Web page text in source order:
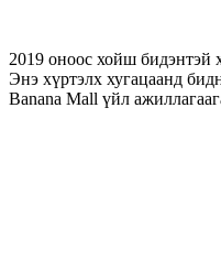
2019 оноос хойш бидэнтэй
Энэ хүртэлх хугацаанд
Banana Mall үйл